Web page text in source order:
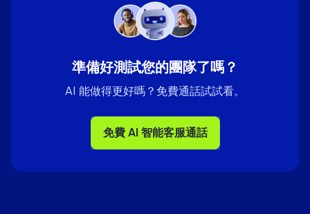
準備好測試您的團隊了嗎？
AI 能做得更好嗎？免費通話試試看。
免費 AI 智能客服通話